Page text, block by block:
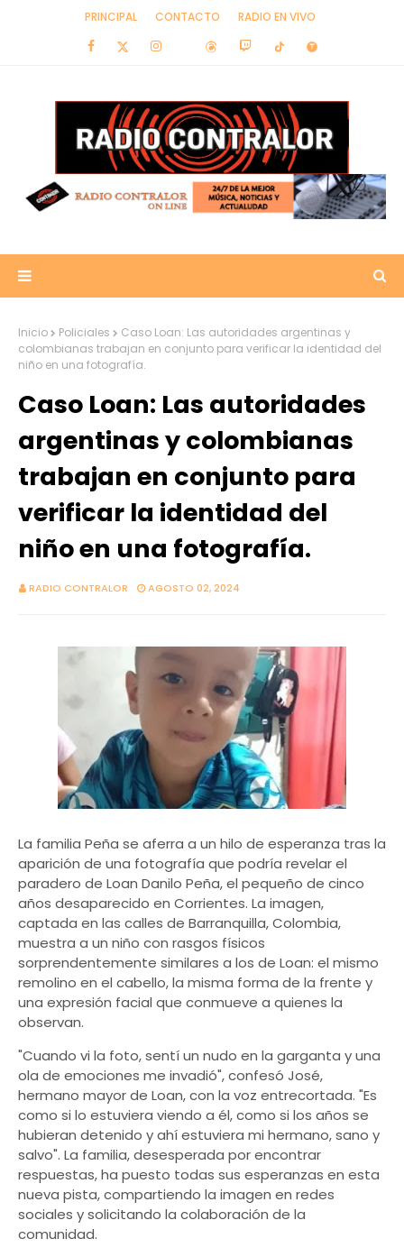
PRINCIPAL CONTACTO RADIO EN VIVO
Inicio Policiales
Caso Loan: Las autoridades argentinas y
colombianas trabajan en conjunto para verificar la identidad del
niño en una fotografía.
Caso Loan: Las autoridades
argentinas y colombianas
trabajan en conjunto para
verificar la identidad del
niño en una fotografía.
RADIO CONTRALOR AGOSTO 02, 2024
La familia Peña se aferra a un hilo de esperanza tras la
aparición de una fotografía que podría revelar el
paradero de Loan Danilo Peña, el pequeño de cinco
años desaparecido en Corrientes. La imagen,
captada en las calles de Barranquilla, Colombia,
muestra a un niño con rasgos físicos
sorprendentemente similares a los de Loan: el mismo
remolino en el cabello, la misma forma de la frente y
una expresión facial que conmueve a quienes la
observan.
"Cuando vi la foto, sentí un nudo en la garganta y una
ola de emociones me invadió", confesó José,
hermano mayor de Loan, con la voz entrecortada. "Es
como si lo estuviera viendo a él, como si los años se
hubieran detenido y ahí estuviera mi hermano, sano y
salvo". La familia, desesperada por encontrar
respuestas, ha puesto todas sus esperanzas en esta
nueva pista, compartiendo la imagen en redes
sociales y solicitando la colaboración de la
comunidad.